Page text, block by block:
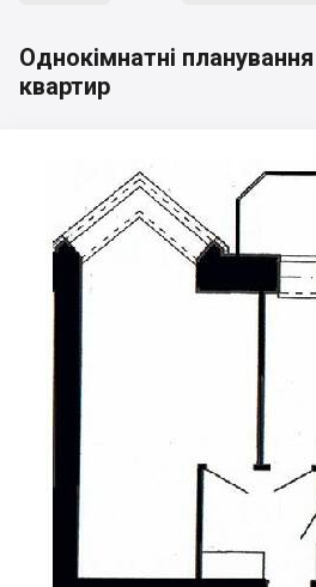
Однокімнатні планування
квартир